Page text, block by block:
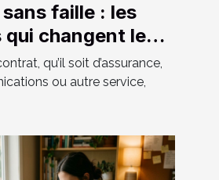
faille : les
changent le
qu’il soit d’assurance,
ou autre service,